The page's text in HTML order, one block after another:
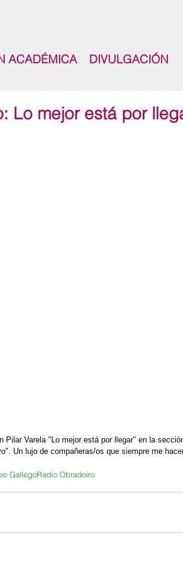
ACADÉMICA DIVULGACIÓN
Lo mejor está por
Pilar Varela "Lo mejor está por llegar" en la
Un lujo de compañeras/os que siempre me
GallegoRadio Obradoiro